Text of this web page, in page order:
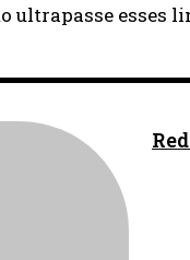
ultrapasse esses